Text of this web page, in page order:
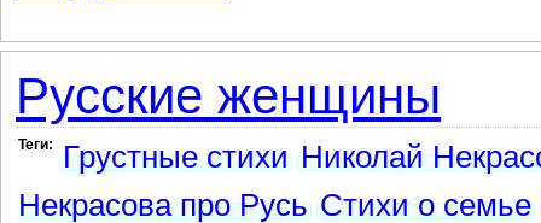
Русские женщины
Теги: Грустные стихи Николай
Некрасова про Русь Стихи о семье